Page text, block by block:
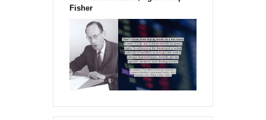
“Đừng sợ mua cổ phiếu dài hạn
chỉ vì chiến tranh”, ngài Philip
Fisher